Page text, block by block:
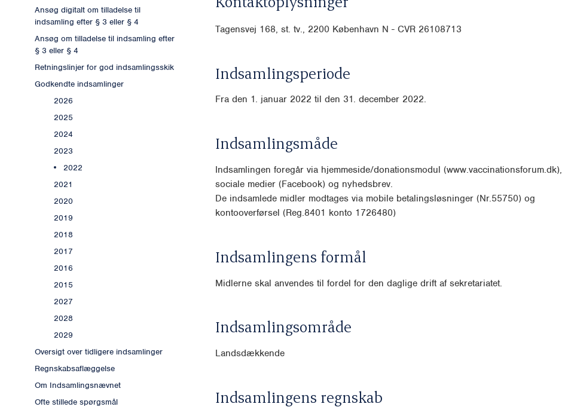
Ansøg digitalt om tilladelse til
indsamling efter § 3 eller § 4
Ansøg om tilladelse til indsamling efter
§ 3 eller § 4
Retningslinjer for god indsamlingsskik
Godkendte indsamlinger
2026
2025
2024
2023
2022
2021
2020
2019
2018
2017
2016
2015
2027
2028
2029
Oversigt over tidligere indsamlinger
Regnskabsaflæggelse
Om Indsamlingsnævnet
Ofte stillede spørgsmål
Tagensvej 168, st. tv., 2200 København N - CVR 26108713
Indsamlingsperiode
Fra den 1. januar 2022 til den 31. december 2022.
Indsamlingsmåde
Indsamlingen foregår via hjemmeside/donationsmodul (www.vaccinationsforum.dk),
sociale medier (Facebook) og nyhedsbrev.
De indsamlede midler modtages via mobile betalingsløsninger (Nr.55750) og
kontooverførsel (Reg.8401 konto 1726480)
Indsamlingens formål
Midlerne skal anvendes til fordel for den daglige drift af sekretariatet.
Indsamlingsområde
Landsdækkende
Indsamlingens regnskab